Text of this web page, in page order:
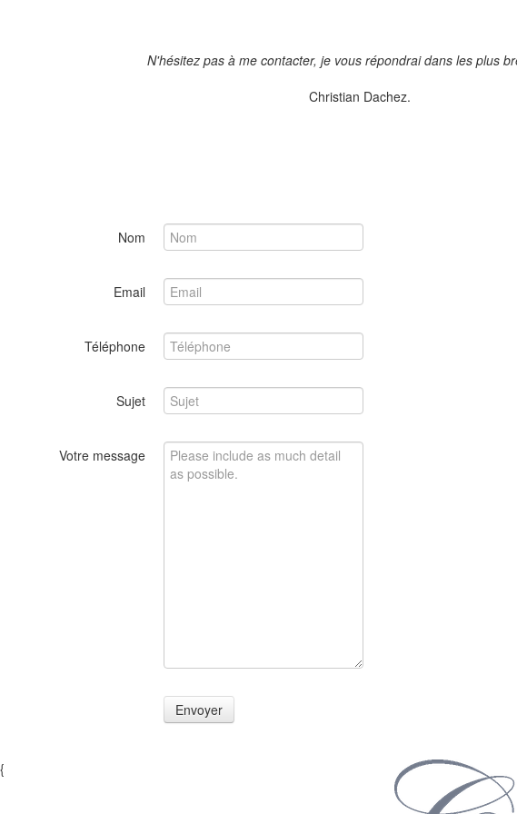
N'hésitez pas à me contacter, je vous répondrai dans les plus
Christian Dachez.
Nom
Email
Téléphone
Sujet
Votre message
Envoyer
{